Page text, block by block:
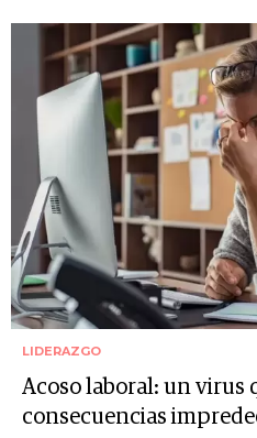
LIDERAZGO
Acoso laboral: un virus
consecuencias